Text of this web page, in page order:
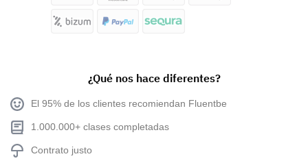
¿Qué nos hace diferentes?
El 95% de los clientes recomiendan Fluentbe
1.000.000+ clases completadas
Contrato justo